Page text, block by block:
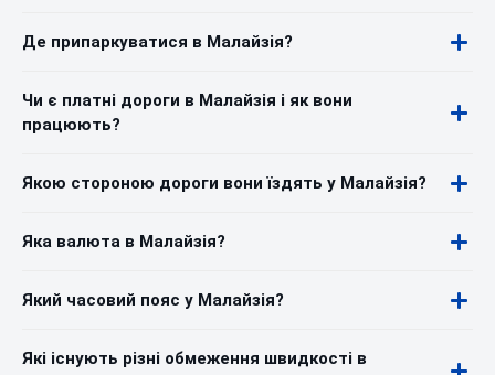
Де припаркуватися в Малайзія?
Чи є платні дороги в Малайзія і як вони
працюють?
Якою стороною дороги вони їздять у Малайзія?
Яка валюта в Малайзія?
Який часовий пояс у Малайзія?
Які існують різні обмеження швидкості в